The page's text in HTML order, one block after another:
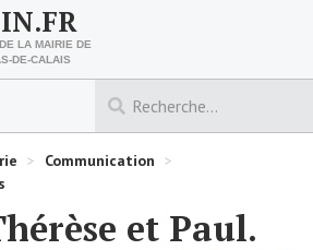
LA MAIRIE DE
DE-CALAIS
> Communication >
et Paul.